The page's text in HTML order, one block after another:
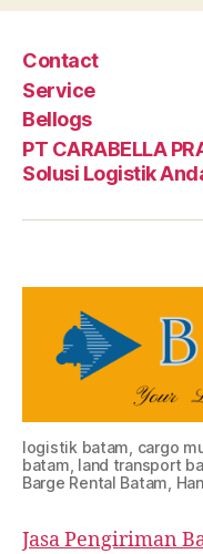
Contact
Service
Bellogs
PT CARABELLA
Solusi Logistik
logistik batam, cargo
batam, land transport
Barge Rental Batam,
Jasa Pengiriman